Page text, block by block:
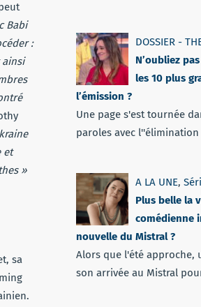
Babi
:
ainsi
et
»
sa
DOSSIER -
N’oubliez
les 10 plus
l’émission ?
Une page s'est tournée
paroles avec l''élimination
A LA UNE,
Plus belle la
comédienne
nouvelle du Mistral ?
Alors que l'été approche,
son arrivée au Mistral